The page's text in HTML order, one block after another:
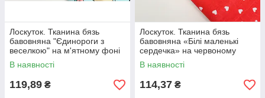
Лоскуток. Тканина бязь
бавовняна "Єдинороги з
веселкою" на м'ятному фоні
№ 702, 87*160 см
В наявності
119,89 ₴
Лоскуток. Тканина бязь
бавовняна «Білі маленькі
сердечка» на червоному
фоні №989, 100% бавовна,
83*160 см
В наявності
114,37 ₴